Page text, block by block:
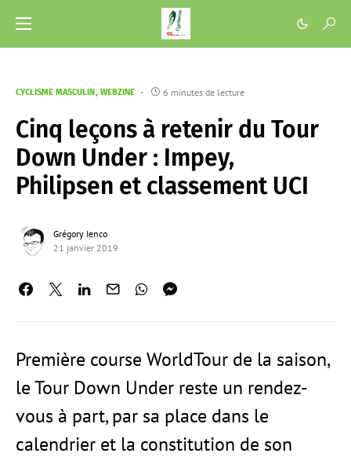
CYCLISME MASCULIN WEBZINE 6 minutes de lecture
Cinq leçons à retenir du Tour
Down Under : Impey,
Philipsen et classement UCI
Grégory Ienco
21 janvier 2019
Première course WorldTour de la saison,
le Tour Down Under reste un rendez-
vous à part, par sa place dans le
calendrier et la constitution de son